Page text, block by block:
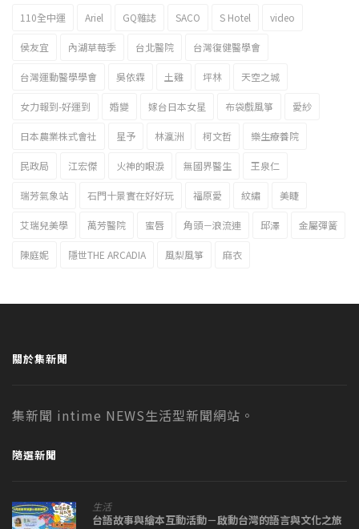
2023新北市北海岸國際風箏節「風在石起」霸氣回歸
110全中運 Ariel GQ雜誌 SACO S Hotel video
侯友宜 內湖草莓季 台北醫院 台灣復健醫學會
台灣運動醫學學會 吳依霖 土雞 坪林 天空之城
女力報到-好運到 婚變 嫁台日本女星 布袋戲風箏 愛紗
日本農業株式會社 星予 林瀛洲 柯文哲 樂生療養院
民政局 江宏傑 火神的眼淚 無國界醫生 王泉仁
瑞芳氣象站 石門十景實在好好玩 福原愛 紋繡 美睫
艾瑞兒美學 萬芳醫院 蜜唇 角頭－浪流連 邱澤 金屬彈簧
陳庭妮 隱世THE ARCADIA 風梨風箏 麻衣
關於集新聞
集新聞 intime NEWS生活型新聞網站。
隨選新聞
生活
台語故事與繪本互動活動－啟動台灣的語言與文化之旅